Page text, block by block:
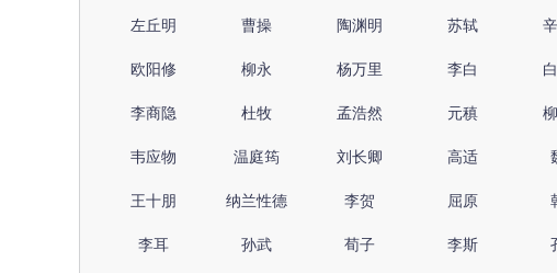
左丘明 曹操 陶渊明 苏轼
欧阳修 柳永 杨万里 李白
李商隐 杜牧 孟浩然 元稹
韦应物 温庭筠 刘长卿 高适
王十朋 纳兰性德 李贺 屈原
李耳 孙武 荀子 李斯